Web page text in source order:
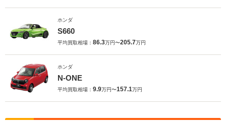
ホンダ
S660
平均買取相場： 86.3万円〜205.7万円
ホンダ
N-ONE
平均買取相場： 9.9万円〜157.1万円